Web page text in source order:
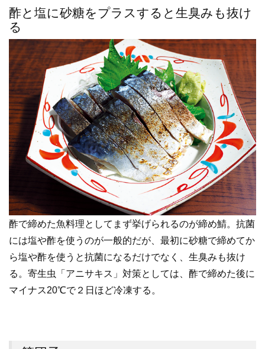
酢と塩に砂糖をプラスすると生臭みも抜け
る
酢で締めた魚料理としてまず挙げられるのが締め鯖。抗菌
には塩や酢を使うのが一般的だが、最初に砂糖で締めてか
ら塩や酢を使うと抗菌になるだけでなく、生臭みも抜け
る。寄生虫「アニサキス」対策としては、酢で締めた後に
マイナス20℃で２日ほど冷凍する。